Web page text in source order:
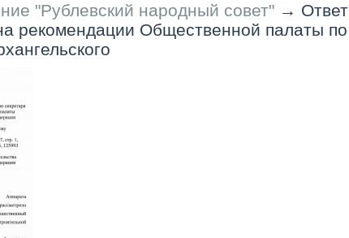
"Рублевский народный совет" → Ответ
рекомендации Общественной палаты по